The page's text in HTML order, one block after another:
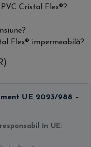
Cristal Flex®?
Flex® impermeabilă?
UE 2023/988 –
în UE: